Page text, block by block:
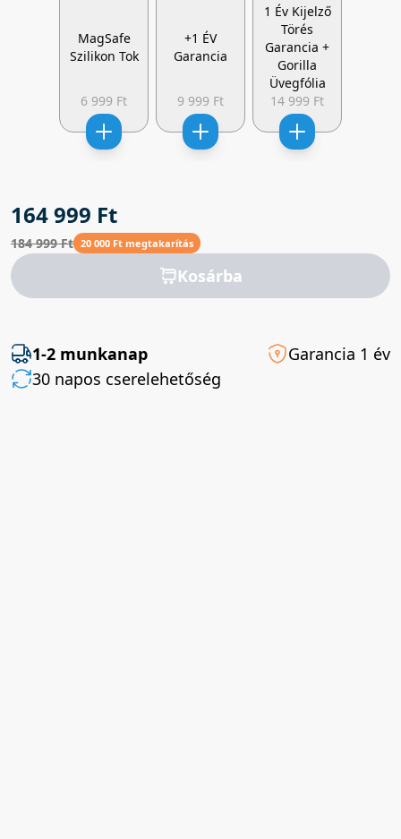
MagSafe
Szilikon Tok
6 999 Ft
+1 ÉV
Garancia
9 999 Ft
1 Év Kijelző
Törés
Garancia +
Gorilla
Üvegfólia
14 999 Ft
164 999 Ft
184 999 Ft 20 000 Ft megtakarítás
Kosárba
1-2 munkanap
Garancia 1 év
30 napos cserelehetőség